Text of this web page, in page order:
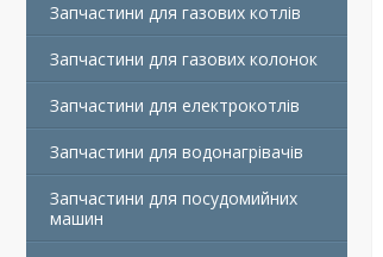
Запчастини для газових котлів
Запчастини для газових колонок
Запчастини для електрокотлів
Запчастини для водонагрівачів
Запчастини для посудомийних
машин